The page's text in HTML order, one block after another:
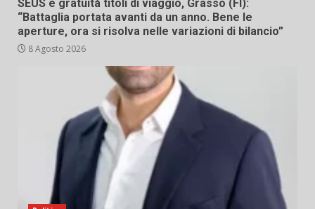
SEUS e gratuità titoli di viaggio, Grasso (FI):
“Battaglia portata avanti da un anno. Bene le
aperture, ora si risolva nelle variazioni di bilancio”
8 Agosto 2026